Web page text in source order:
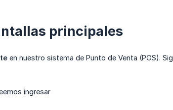
principales
en nuestro sistema de Punto de Venta (POS).
ingresar